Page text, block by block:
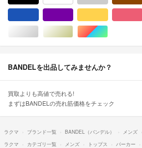
シルバー/銀色系ゴールド/金色系マルチカラー
BANDELを出品してみませんか？
買取よりも高値で売れる!
まずはBANDELの売れ筋価格をチェック
ラクマ ブランド一覧 BANDEL（バンデル） メンズ
ラクマ
カテゴリ一覧 メンズ トップス パーカー